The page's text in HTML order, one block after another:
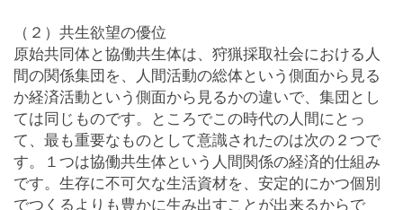
（２）共生欲望の優位
原始共同体と協働共生体は、狩猟採取社会における人
間の関係集団を、人間活動の総体という側面から見る
か経済活動という側面から見るかの違いで、集団とし
ては同じものです。ところでこの時代の人間にとっ
て、最も重要なものとして意識されたのは次の２つで
す。１つは協働共生体という人間関係の経済的仕組み
です。生存に不可欠な生活資材を、安定的にかつ個別
でつくるよりも豊かに生み出すことが出来るからで